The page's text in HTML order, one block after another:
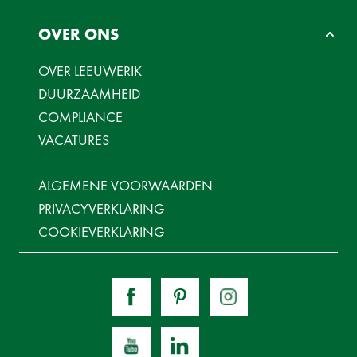
OVER ONS
OVER LEEUWERIK
DUURZAAMHEID
COMPLIANCE
VACATURES
ALGEMENE VOORWAARDEN
PRIVACYVERKLARING
COOKIEVERKLARING